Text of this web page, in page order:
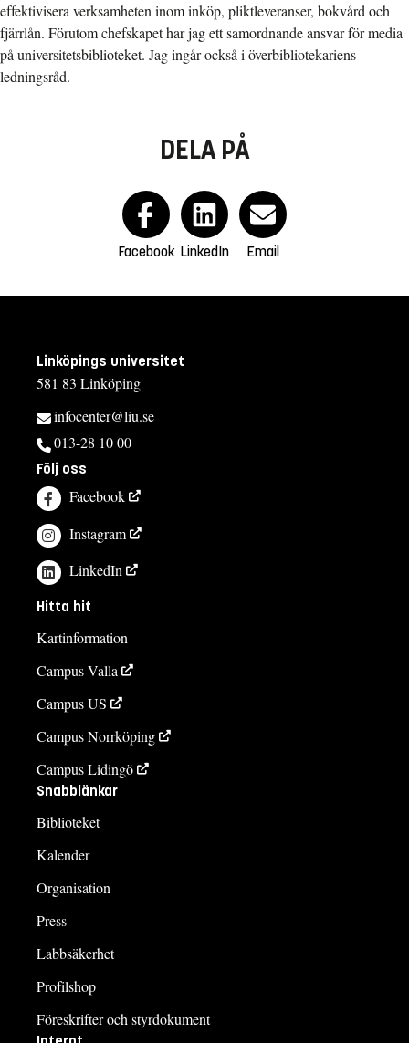
effektivisera verksamheten inom inköp, pliktleveranser, bokvård och
fjärrlån. Förutom chefskapet har jag ett samordnande ansvar för media
på universitetsbiblioteket. Jag ingår också i överbibliotekariens
ledningsråd.
DELA PÅ
Facebook LinkedIn Email
Linköpings universitet
581 83 Linköping
infocenter@liu.se
013-28 10 00
Följ oss
Facebook
Instagram
LinkedIn
Hitta hit
Kartinformation
Campus Valla
Campus US
Campus Norrköping
Campus Lidingö
Snabblänkar
Biblioteket
Kalender
Organisation
Press
Labbsäkerhet
Profilshop
Föreskrifter och styrdokument